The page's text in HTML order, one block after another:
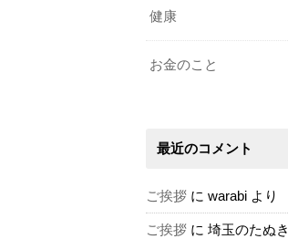
健康
お金のこと
最近のコメント
ご挨拶 に warabi より
ご挨拶 に 埼玉のたぬき